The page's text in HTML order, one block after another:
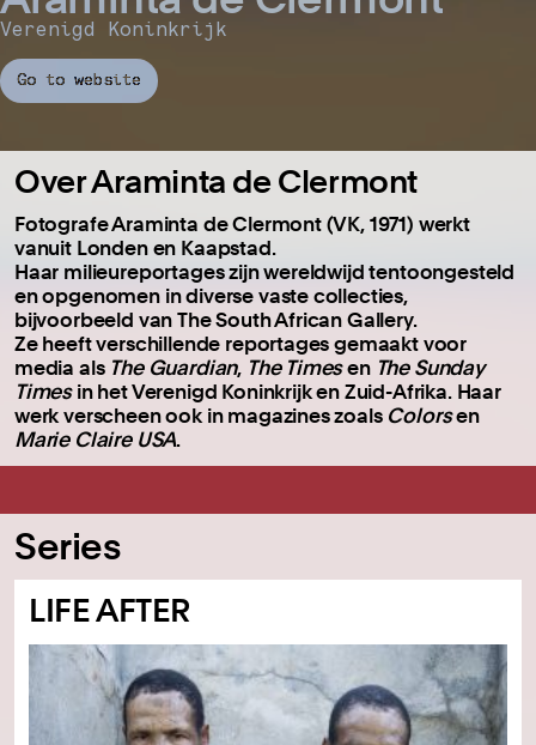
Verenigd Koninkrijk
Go to website
Over Araminta de Clermont
Fotografe Araminta de Clermont (VK, 1971) werkt
vanuit Londen en Kaapstad.
Haar milieureportages zijn wereldwijd tentoongesteld
en opgenomen in diverse vaste collecties,
bijvoorbeeld van The South African Gallery.
Ze heeft verschillende reportages gemaakt voor
media als The Guardian, The TimesenThe Sunday
Timesin het Verenigd Koninkrijk en Zuid-Afrika. Haar
werk verscheen ook in magazines zoals Colorsen
Marie Claire USA.
Series
LIFE AFTER